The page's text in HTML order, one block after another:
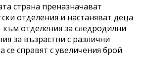
страна преназначават
отделения и настаняват деца
към отделения за следродилни
за възрастни с различни
се справят с увеличения брой